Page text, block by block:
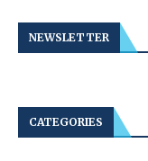
NEWSLETTER
CATEGORIES